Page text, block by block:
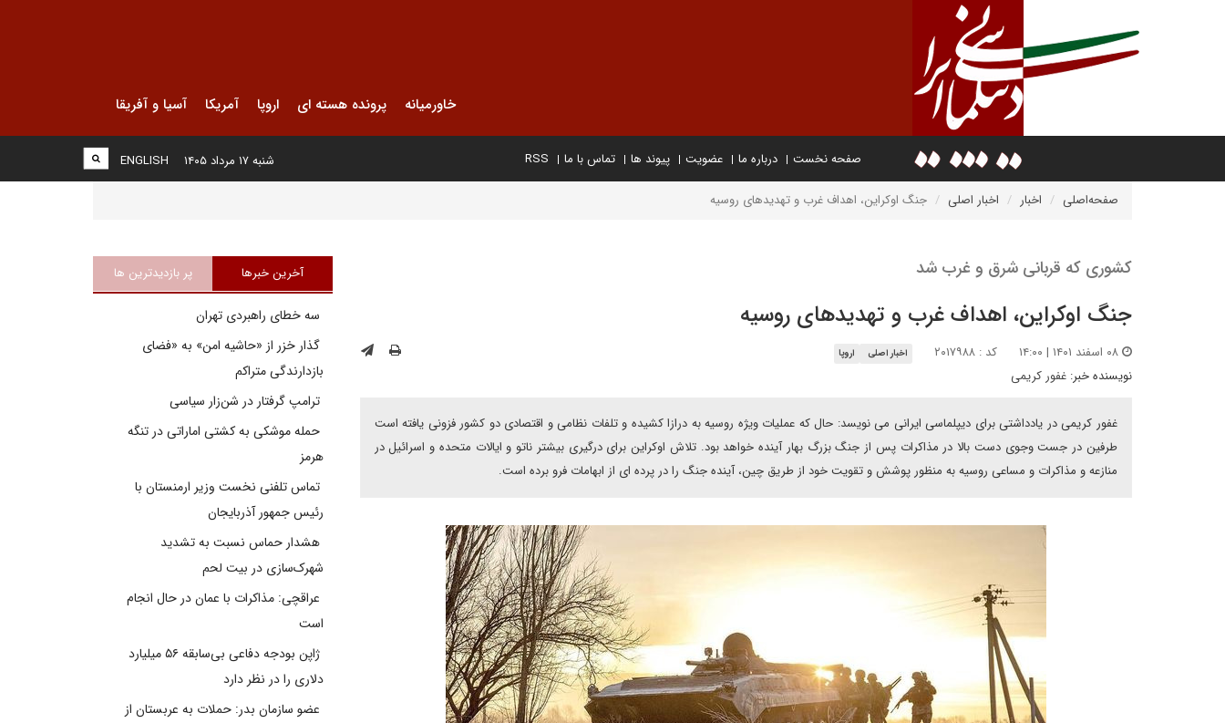
خاورمیانه پرونده هسته ای اروپا آمریکا آسیا و آفریقا
صفحه نخست درباره ما عضویت پیوند ها تماس با ما RSS
ENGLISH شنبه ۱۷ مرداد ۱۴۰۵
صفحه‌اصلی اخبار اخبار اصلی جنگ اوکراین، اهداف غرب و تهدیدهای روسیه
کشوری که قربانی شرق و غرب شد
جنگ اوکراین، اهداف غرب و تهدیدهای روسیه
کد : ۲۰۱۷۹۸۸ اخبار اصلی اروپا
نویسنده خبر: غفور کریمی
غفور کریمی در یادداشتی برای دیپلماسی ایرانی می نویسد: حال که عملیات ویژه روسیه به درازا کشیده و تلفات نظامی و اقتصادی دو کشور فزونی یافته است
طرفین در جست وجوی دست بالا در مذاکرات پس از جنگ بزرگ بهار آینده خواهد بود. تلاش اوکراین برای درگیری بیشتر ناتو و ایالات متحده و اسرائیل در
منازعه و مذاکرات و مساعی روسیه به منظور پوشش و تقویت خود از طریق چین، آینده جنگ را در پرده ای از ابهامات فرو برده است.
آخرین خبرها پر بازدیدترین ها
سه خطای راهبردی تهران
گذار خزر از «حاشیه امن» به «فضای
بازدارندگی متراکم
ترامپ گرفتار در شن‌زار سیاسی
حمله موشکی به کشتی اماراتی در تنگه
هرمز
تماس تلفنی نخست وزیر ارمنستان با
رئیس جمهور آذربایجان
هشدار حماس نسبت به تشدید
شهرک‌سازی در بیت‌ لحم
عراقچی: مذاکرات با عمان در حال انجام
است
ژاپن بودجه دفاعی بی‌سابقه ۵۶ میلیارد
دلاری را در نظر دارد
عضو سازمان بدر: حملات به عربستان از